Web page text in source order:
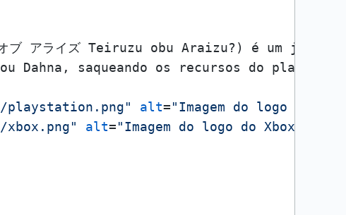
ブ アライズ Teiruzu obu Araizu?) é um
Dahna, saqueando os recursos do
playstation.png" alt="Imagem do logo da
xbox.png" alt="Imagem do logo do Xbox"